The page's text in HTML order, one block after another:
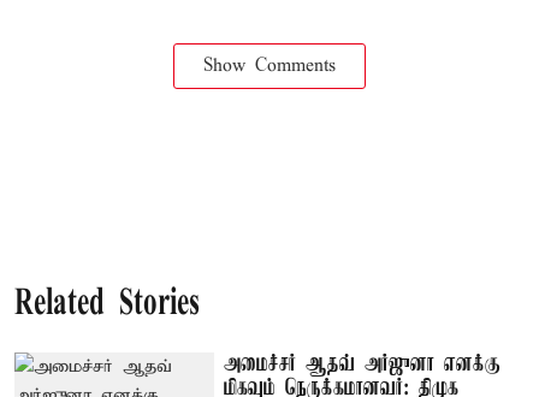
Show Comments
Related Stories
அமைச்சர் ஆதவ் அர்ஜுனா எனக்கு
மிகவும் நெருக்கமானவர்: திமுக